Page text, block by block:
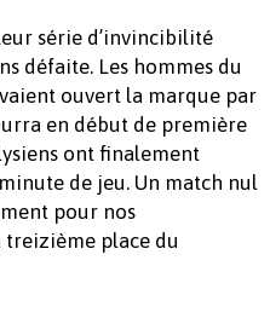
série d’invincibilité
défaite. Les hommes du
ouvert la marque par
en début de première
ont finalement
de jeu. Un match nul
pour nos
treizième place du